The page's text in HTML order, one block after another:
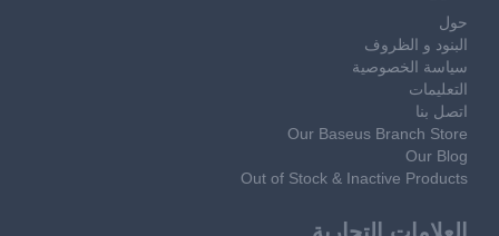
حول
البنود و الظروف
سياسة الخصوصية
التعليمات
اتصل بنا
Our Baseus Branch Store
Our Blog
Out of Stock & Inactive Products
العلامات التجارية